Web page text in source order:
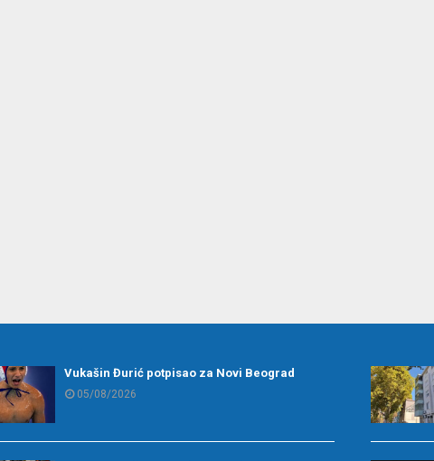
Vukašin Đurić potpisao za Novi Beograd
05/08/2026